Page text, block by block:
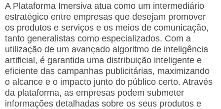
A Plataforma Imersiva atua como um intermediário
estratégico entre empresas que desejam promover
os produtos e serviços e os meios de comunicação,
tanto generalistas como especializados. Com a
utilização de um avançado algoritmo de inteligência
artificial, é garantida uma distribuição inteligente e
eficiente das campanhas publicitárias, maximizando
o alcance e o impacto junto do público certo. Através
da plataforma, as empresas podem submeter
informações detalhadas sobre os seus produtos e